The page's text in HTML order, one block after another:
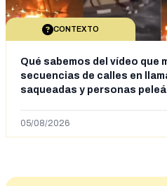
CONTEXTO
Qué sabemos del vídeo que
secuencias de calles en
saqueadas y personas
situación irregular a Ceuta
05/08/2026